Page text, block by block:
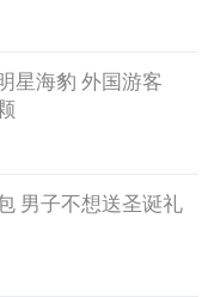
定的，自己并没有做
星海豹 外国游客
男子不想送圣诞礼